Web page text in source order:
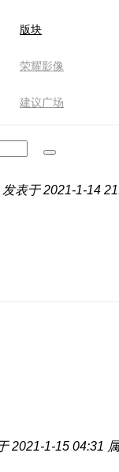
版块
荣耀影像
建议广场
发表于 2021-1-14
2021-1-15 04:31